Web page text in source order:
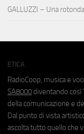
GALLUZZI – Una
ETICA
RadioCoop, musica e
SA8000 diventando così
della comunicazione e
Dal punto di vista
ascolta tutto quello che